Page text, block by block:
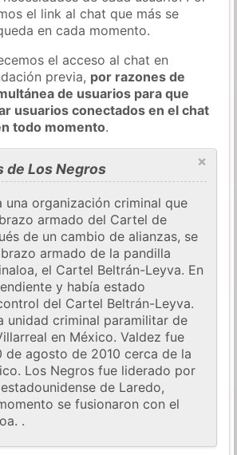
el link al chat que más se
en cada momento.
el acceso al chat en
previa, por razones de
de usuarios para que
usuarios conectados en el chat
todo momento.
×
de Los Negros
una organización criminal que
armado del Cartel de
de un cambio de alianzas, se
armado de la pandilla
el Cartel Beltrán-Leyva. En
y había estado
del Cartel Beltrán-Leyva.
unidad criminal paramilitar de
en México. Valdez fue
de agosto de 2010 cerca de la
Los Negros fue liderado por
de Laredo,
se fusionaron con el
.